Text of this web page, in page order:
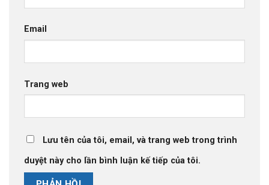
Email
Trang web
Lưu tên của tôi, email, và trang web trong trình
duyệt này cho lần bình luận kế tiếp của tôi.